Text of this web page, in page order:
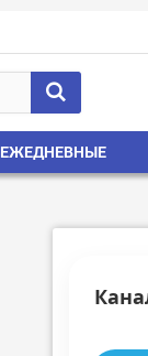
ЕЖЕДНЕВНЫЕ